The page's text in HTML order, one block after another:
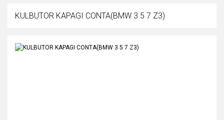
KULBUTOR KAPAGI CONTA(BMW 3 5 7 Z3)